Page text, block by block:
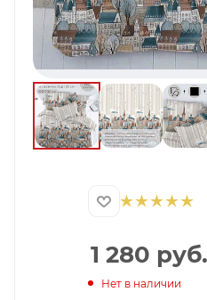
1 280 руб.
Нет в наличии